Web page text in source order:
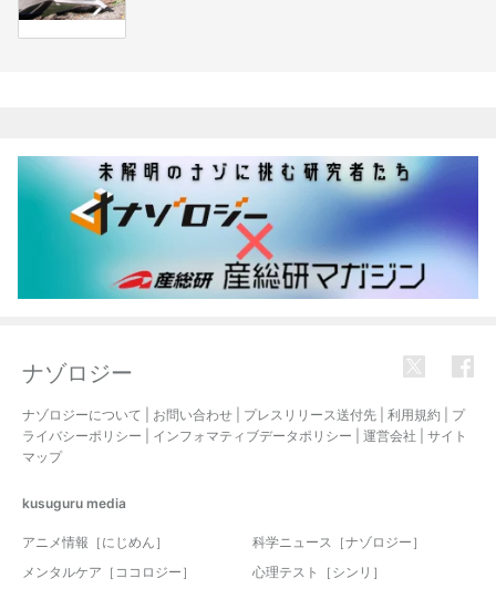
ナゾロジー
ナゾロジーについて お問い合わせ プレスリリース送付先 利用規約
プ
ライバシーポリシー
インフォマティブデータポリシー 運営会社
サイト
マップ
kusuguru media
アニメ情報［にじめん］
科学ニュース［ナゾロジー］
メンタルケア［ココロジー］
心理テスト［シンリ］